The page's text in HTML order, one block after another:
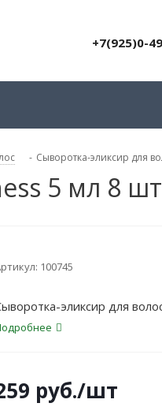
+7(925)0-
- Сыворотка-эликсир для
5 мл 8 шт
100745
эликсир для
руб./шт